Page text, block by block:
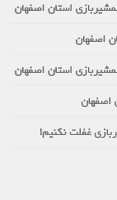
استان اصفهان
استان اصفهان
غفلت نکنیم!